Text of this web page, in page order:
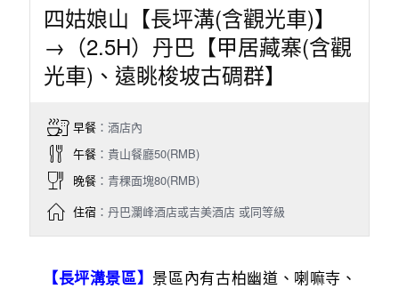
四姑娘山【長坪溝(含觀光車)】
→（2.5H）丹巴【甲居藏寨(含觀
光車)、遠眺梭坡古碉群】
早餐：酒店內
午餐：貴山餐廳50(RMB)
晚餐：青稞面塊80(RMB)
住宿：丹巴瀾峰酒店或吉美酒店 或同等級
【長坪溝景區】 景區內有古柏幽道、喇嘛寺、